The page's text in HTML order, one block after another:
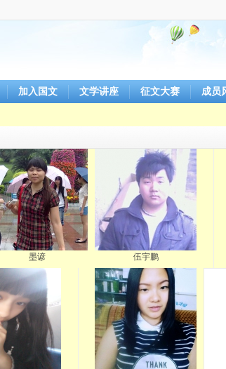
加入国文 文学讲座 征文大赛 成员
墨谚 伍宇鹏